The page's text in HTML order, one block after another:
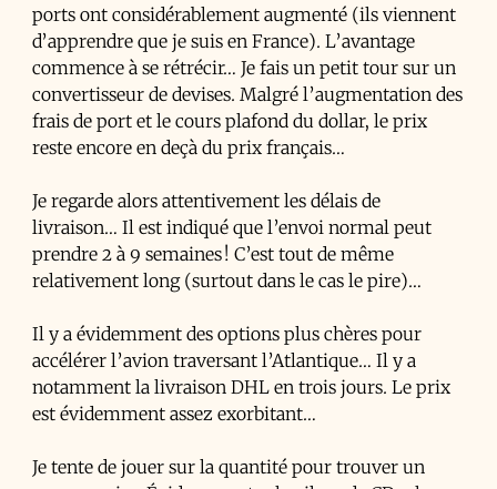
ports ont considérablement augmenté (ils viennent
d’apprendre que je suis en France). L’avantage
commence à se rétrécir… Je fais un petit tour sur un
convertisseur de devises. Malgré l’augmentation des
frais de port et le cours plafond du dollar, le prix
reste encore en deçà du prix français…
Je regarde alors attentivement les délais de
livraison… Il est indiqué que l’envoi normal peut
prendre 2 à 9 semaines ! C’est tout de même
relativement long (surtout dans le cas le pire)…
Il y a évidemment des options plus chères pour
accélérer l’avion traversant l’Atlantique… Il y a
notamment la livraison DHL en trois jours. Le prix
est évidemment assez exorbitant…
Je tente de jouer sur la quantité pour trouver un